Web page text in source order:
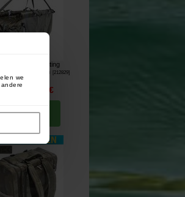
we
Bank-Tek Floating
Large 130cm
212829]
€
Kopen